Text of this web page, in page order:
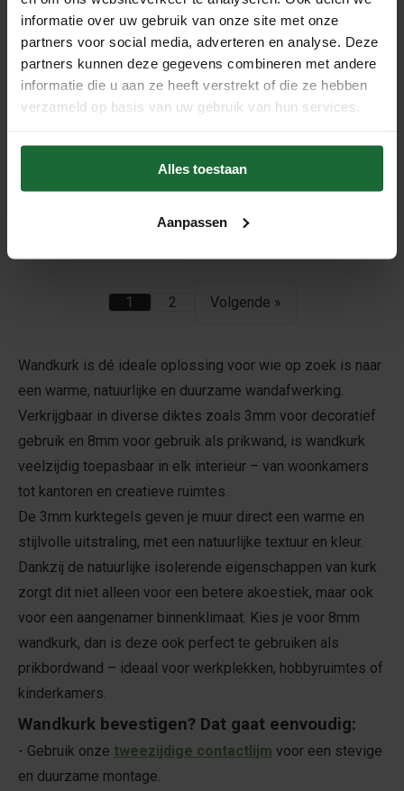
informatie over uw gebruik van onze site met onze
partners voor social media, adverteren en analyse. Deze
partners kunnen deze gegevens combineren met andere
informatie die u aan ze heeft verstrekt of die ze hebben
verzameld op basis van uw gebruik van hun services.
Alles toestaan
Aanpassen
€24,95
1 2 Volgende »
Wandkurk is dé ideale oplossing voor wie op zoek is naar
een warme, natuurlijke en duurzame wandafwerking.
Verkrijgbaar in diverse diktes zoals 3mm voor decoratief
gebruik en 8mm voor gebruik als prikwand, is wandkurk
veelzijdig toepasbaar in elk interieur – van woonkamers
tot kantoren en creatieve ruimtes.
De 3mm kurktegels geven je muur direct een warme en
stijlvolle uitstraling, met een natuurlijke textuur en kleur.
Dankzij de natuurlijke isolerende eigenschappen van kurk
zorgt dit niet alleen voor een betere akoestiek, maar ook
voor een aangenamer binnenklimaat. Kies je voor 8mm
wandkurk, dan is deze ook perfect te gebruiken als
prikbordwand – ideaal voor werkplekken, hobbyruimtes of
kinderkamers.
Wandkurk bevestigen? Dat gaat eenvoudig:
- Gebruik onze tweezijdige contactlijm voor een stevige
en duurzame montage.